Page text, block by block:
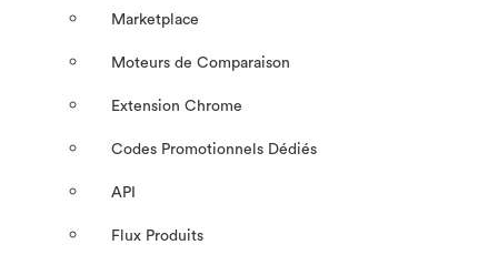
Marketplace
Moteurs de Comparaison
Extension Chrome
Codes Promotionnels Dédiés
API
Flux Produits